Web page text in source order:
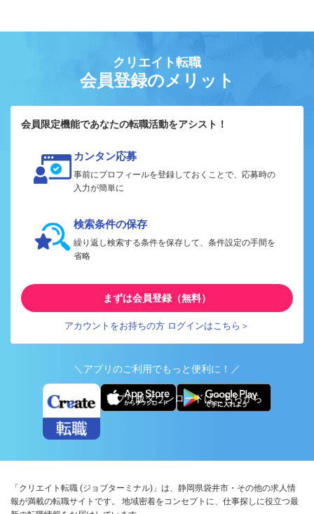
クリエイト転職
会員登録のメリット
会員限定機能であなたの転職活動をアシスト！
カンタン応募
事前にプロフィールを登録しておくことで、応募時の
入力が簡単に
検索条件の保存
繰り返し検索する条件を保存して、条件設定の手間を
省略
まずは会員登録（無料）
アカウントをお持ちの方 ログインはこちら＞
＼アプリのご利用でもっと便利に！／
アプリ版ダウンロードはこちらから
「クリエイト転職 (ジョブターミナル)」は、静岡県袋井市・その他の求人情
報が満載の転職サイトです。 地域密着をコンセプトに、仕事探しに役立つ最